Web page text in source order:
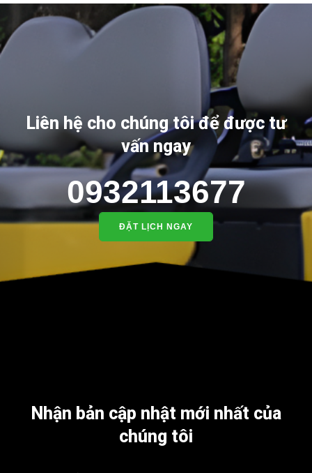
Liên hệ cho chúng tôi để được tư
vấn ngay
0932113677
ĐẶT LỊCH NGAY
Nhận bản cập nhật mới nhất của
chúng tôi